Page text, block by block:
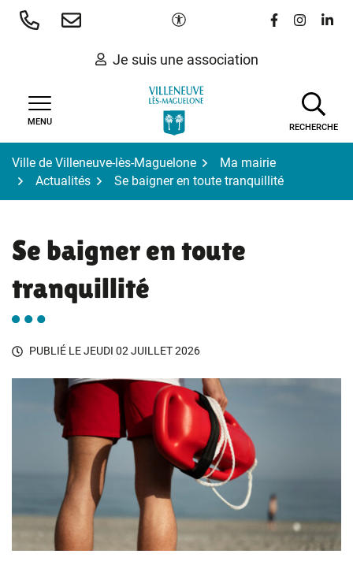
Aller
Paramètres d'accessibilité
Lien vers le
Lien vers
Lien
Je suis une association
MENU
RECHERCHE
Ville de Villeneuve-lès-Maguelone
Ma mairie
Actualités
Se baigner en toute tranquillité
Se baigner en toute
tranquillité
PUBLIÉ LEJEUDI 02 JUILLET 2026